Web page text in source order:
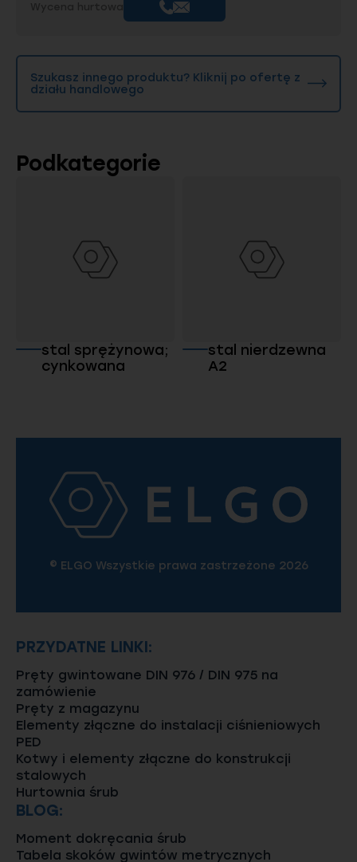
Szukasz innego produktu? Kliknij po ofertę z
działu handlowego
Podkategorie
stal sprężynowa;
cynkowana
stal nierdzewna
A2
© ELGO Wszystkie prawa zastrzeżone 2026
PRZYDATNE LINKI:
Pręty gwintowane DIN 976 / DIN 975 na
zamówienie
Pręty z magazynu
Elementy złączne do instalacji ciśnieniowych
PED
Kotwy i elementy złączne do konstrukcji
stalowych
Hurtownia śrub
BLOG:
Moment dokręcania śrub
Tabela skoków gwintów metrycznych